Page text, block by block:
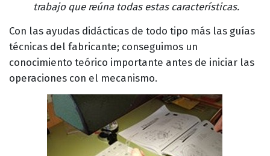
trabajo que reúna todas estas características.
Con las ayudas didácticas de todo tipo más las guías
técnicas del fabricante; conseguimos un
conocimiento teórico importante antes de iniciar las
operaciones con el mecanismo.